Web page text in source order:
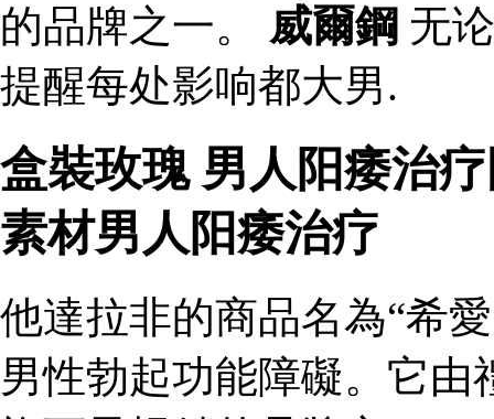
的品牌之一。 威爾鋼 无
提醒每处影响都大男.
盒裝玫瑰 男人阳痿治
素材男人阳痿治疗
他達拉非的商品名為“希
男性勃起功能障礙。它